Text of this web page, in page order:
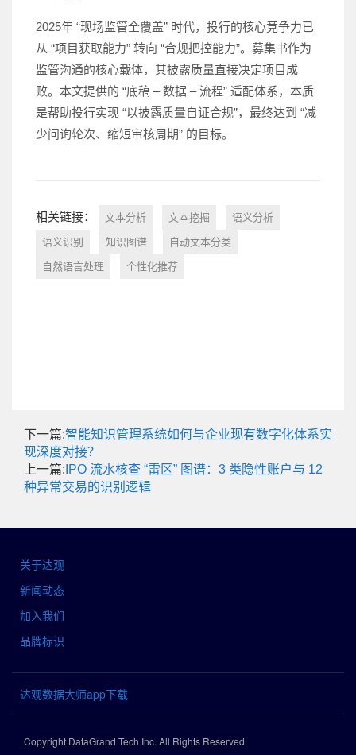
2025年 “现场监管全覆盖” 时代，投行的核心竞争力已
从 “项目获取能力” 转向 “合规把控能力”。募集书作为
监管沟通的核心载体，其披露质量直接决定项目成
败。本文提供的 “底稿 – 数据 – 流程” 适配体系，本质
是帮助投行实现 “以披露质量自证合规”，最终达到 “减
少问询轮次、缩短审核周期” 的目标。
相关链接： 文本分析 文本挖掘 语义分析
语义识别 知识图谱 自动文本分类
自然语言处理 个性化推荐
下一篇:智能知识管理系统如何与企业现有数字化体系实
现深度对接？
上一篇: IPO 流水核查 “雷区” 图谱：3 类隐性账户与 12
种异常交易的识别逻辑
关于达观
新闻动态
加入我们
品牌标识
达观数据大师app下载
Copyright DataGrand Tech Inc. All Rights Reserved.